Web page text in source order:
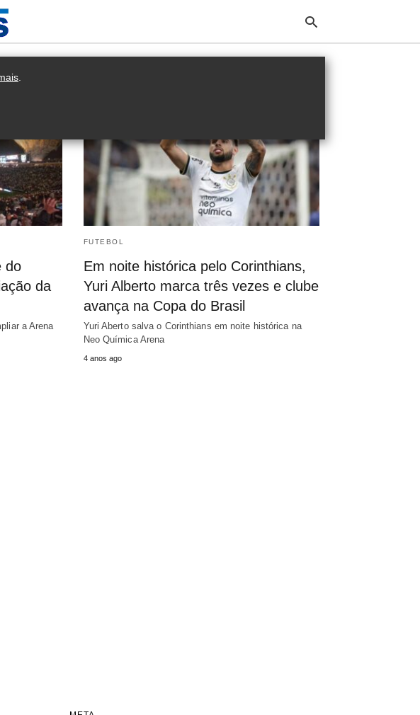
do
da
a Arena
FUTEBOL
Em noite histórica pelo Corinthians,
Yuri Alberto marca três vezes e clube
avança na Copa do Brasil
Yuri Aberto salva o Corinthians em noite histórica na
Neo Química Arena
4 anos ago